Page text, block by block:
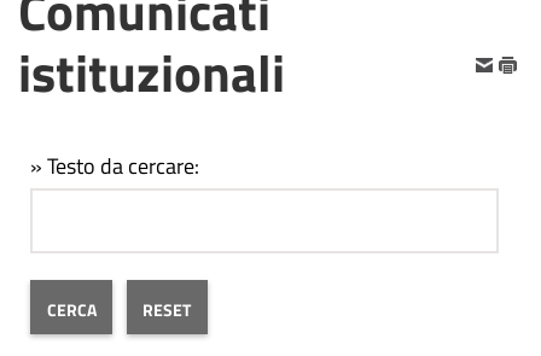
istituzionali
» Testo da cercare: